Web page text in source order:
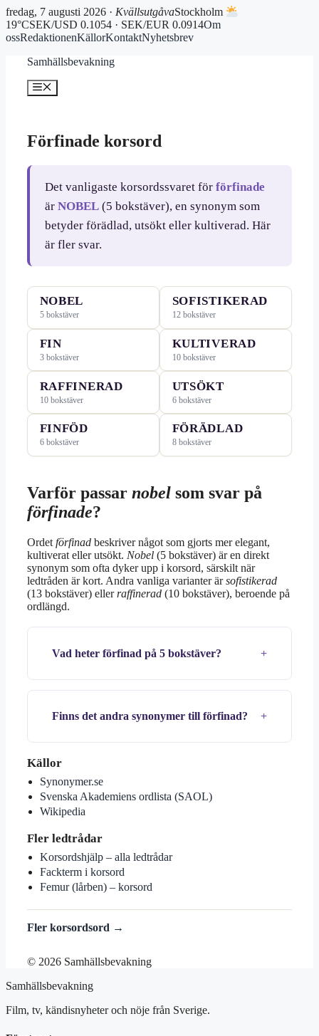
fredag, 7 augusti 2026 · KvällsutgåvaStockholm
19°CSEK/USD 0.1054 · SEK/EUR 0.0914Om
ossRedaktionenKällorKontaktNyhetsbrev
Samhällsbevakning
Meny
Förfinade korsord
Det vanligaste korsordssvaret för förfinade
är NOBEL(5 bokstäver), en synonym som
betyder förädlad, utsökt eller kultiverad. Här
är fler svar.
NOBEL
5 bokstäver
SOFISTIKERAD
12 bokstäver
FIN
3 bokstäver
KULTIVERAD
10 bokstäver
RAFFINERAD
10 bokstäver
UTSÖKT
6 bokstäver
FINFÖD
6 bokstäver
FÖRÄDLAD
8 bokstäver
Varför passar nobel som svar på
förfinade?
Ordet förfinad beskriver något som gjorts mer elegant,
kultiverat eller utsökt. Nobel (5 bokstäver) är en direkt
synonym som ofta dyker upp i korsord, särskilt när
ledtråden är kort. Andra vanliga varianter ärsofistikerad
(13 bokstäver) ellerraffinerad (10 bokstäver), beroende på
ordlängd.
Vad heter förfinad på 5 bokstäver?
Finns det andra synonymer till förfinad?
Källor
Synonymer.se
Svenska Akademiens ordlista (SAOL)
Wikipedia
Fler ledtrådar
Korsordshjälp – alla ledtrådar
Fackterm i korsord
Femur (lårben) – korsord
Fler korsordsord →
© 2026 Samhällsbevakning
Samhällsbevakning
Film, tv, kändisnyheter och nöje från Sverige.